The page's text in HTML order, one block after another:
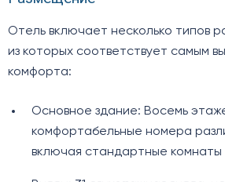
Отель включает несколько типов
из которых соответствует самым
комфорта:
Основное здание: Восемь
комфортабельные номера
включая стандартные комнаты